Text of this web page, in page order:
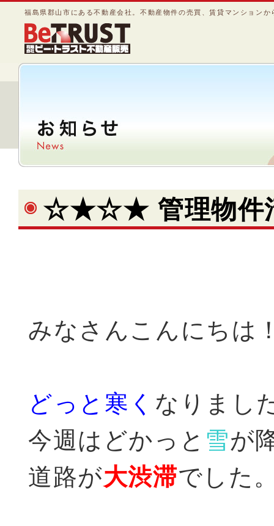
福島県郡山市にある不動産会社。不動産物件の売買、賃貸マンション
☆★☆★ 管理物
みなさんこんにちは
どっと寒く なりまし
今週はどかっと 雪が
道路が大渋滞でした